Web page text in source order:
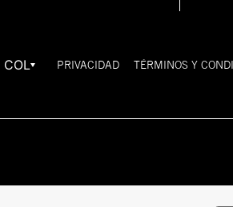
COL PRIVACIDAD TÉRMINOS Y